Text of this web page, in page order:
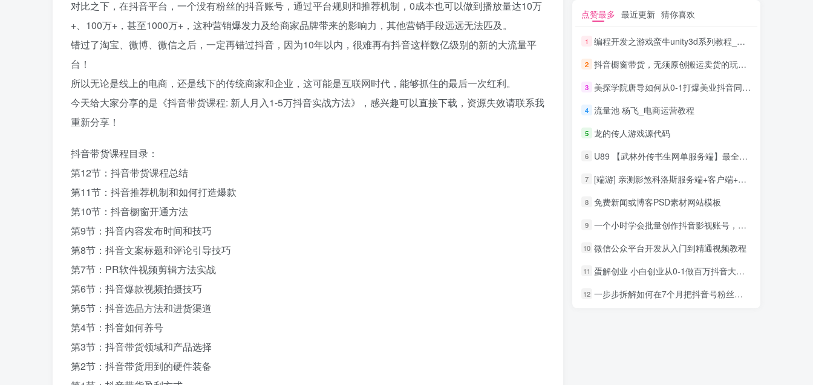
对比之下，在抖音平台，一个没有粉丝的抖音账号，通过平台规则和推荐机制，0成本也可以做到播放量达10万
+、100万+，甚至1000万+，这种营销爆发力及给商家品牌带来的影响力，其他营销手段远远无法匹及。
错过了淘宝、微博、微信之后，一定再错过抖音，因为10年以内，很难再有抖音这样数亿级别的新的大流量平
台！
所以无论是线上的电商，还是线下的传统商家和企业，这可能是互联网时代，能够抓住的最后一次红利。
今天给大家分享的是《抖音带货课程: 新人月入1-5万抖音实战方法》，感兴趣可以直接下载，资源失效请联系我
重新分享！
抖音带货课程目录：
第12节：抖音带货课程总结
第11节：抖音推荐机制和如何打造爆款
第10节：抖音橱窗开通方法
第9节：抖音内容发布时间和技巧
第8节：抖音文案标题和评论引导技巧
第7节：PR软件视频剪辑方法实战
第6节：抖音爆款视频拍摄技巧
第5节：抖音选品方法和进货渠道
第4节：抖音如何养号
第3节：抖音带货领域和产品选择
第2节：抖音带货用到的硬件装备
点赞最多 最近更新 猜你喜欢
1 编程开发之游戏蛮牛unity3d系列教程_游戏开发教程
2 抖音橱窗带货，无须原创搬运卖货的玩法实现躺赚 单号月入1000-2000元
3 美探学院唐导如何从0-1打爆美业抖音同城号变现千万
4 流量池 杨飞_电商运营教程
5 龙的传人游戏源代码
6 U89 【武林外传书生网单服务端】最全端带本副本全补丁带任务与NPC+商城编辑器游戏客户端源码
7 [端游] 亲测影煞科洛斯服务端+客户端+GM添加工具+修改工具
8 免费新闻或博客PSD素材网站模板
9 一个小时学会批量创作抖音影视账号，影视账号创作解析（附搬运模板）
10 微信公众平台开发从入门到精通视频教程
11 蛋解创业 小白创业从0-1做百万抖音大号 全套实战课
12 一步步拆解如何在7个月把抖音号粉丝做到1000万